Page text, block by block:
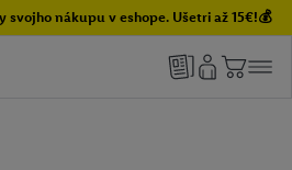
svojho nákupu v eshope. Ušetri až 15€!💰